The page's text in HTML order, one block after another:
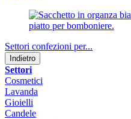
Settori confezioni per...
Indietro
Settori
Cosmetici
Lavanda
Gioielli
Candele